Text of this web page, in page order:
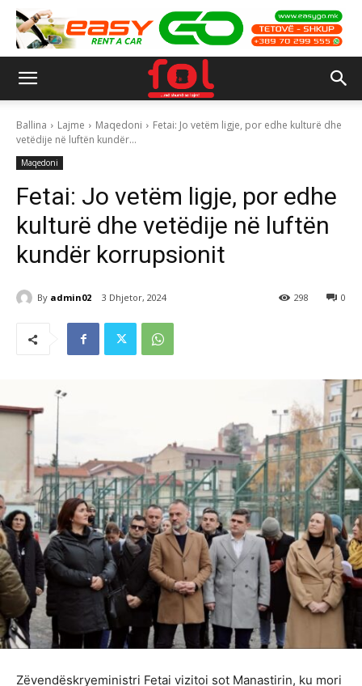
Ballina Lajme Maqedoni
Fetai: Jo vetëm ligje, por edhe kulturë dhe
vetëdije në luftën kundër...
Maqedoni
Fetai: Jo vetëm ligje, por edhe
kulturë dhe vetëdije në luftën
kundër korrupsionit
By admin02 3 Dhjetor, 2024 0
298
Zëvendëskryeministri Fetai vizitoi sot Manastirin, ku mori